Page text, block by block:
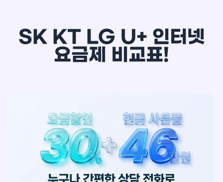
SK KT LG U+ 인터넷
요금제 비교표!